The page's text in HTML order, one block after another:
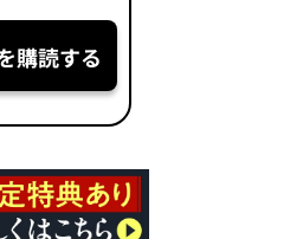
購読する